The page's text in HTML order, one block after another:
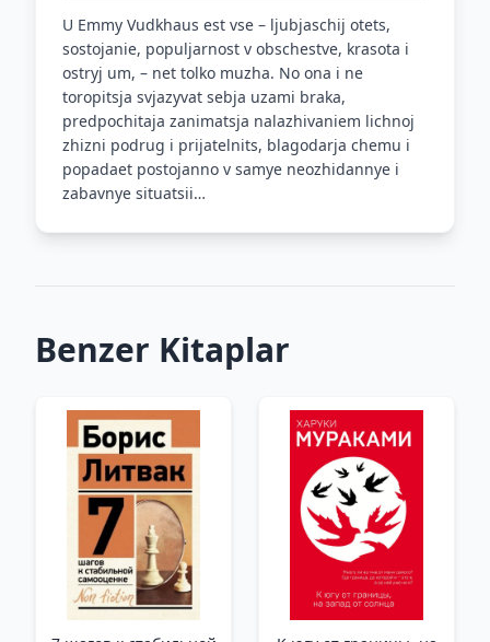
U Emmy Vudkhaus est vse – ljubjaschij otets,
sostojanie, populjarnost v obschestve, krasota i
ostryj um, – net tolko muzha. No ona i ne
toropitsja svjazyvat sebja uzami braka,
predpochitaja zanimatsja nalazhivaniem lichnoj
zhizni podrug i prijatelnits, blagodarja chemu i
popadaet postojanno v samye neozhidannye i
zabavnye situatsii…
Benzer Kitaplar